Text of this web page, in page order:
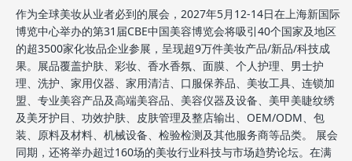
作为全球美妆从业者必到的展会，2027年5月12-14日在上海新国际
博览中心举办的第31届CBE中国美容博览会将吸引40个国家及地区
的超3500家化妆品企业参展，呈现超9万件美妆产品/新品/科技成
果。展品覆盖护肤、彩妆、香水香氛、面膜、个人护理、男士护
理、洗护、家用仪器、家用清洁、口服保养品、美妆工具、连锁加
盟、专业美容产品及高端美容品、美容仪器及设备、美甲美睫纹绣
及美牙护目、功效护肤、皮肤管理及整店输出、OEM/ODM、包
装、原料及材料、机械设备、检验检测及其他服务商等品类。 展会
同期，还将举办超过160场的美妆行业科技与市场趋势论坛。在满